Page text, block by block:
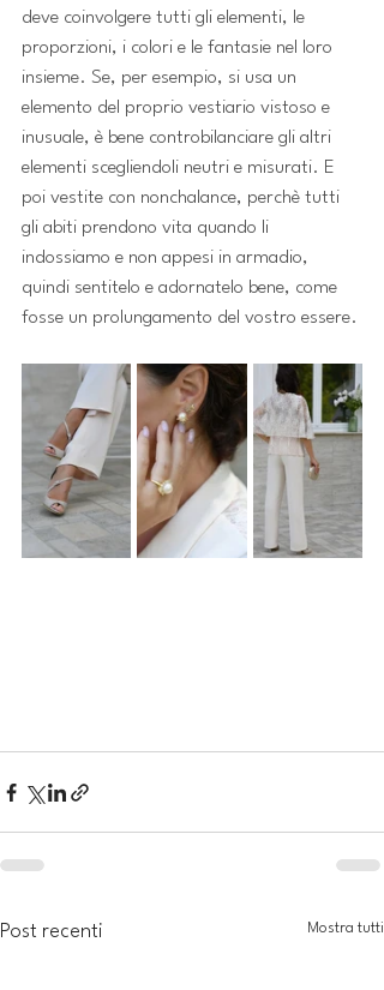
deve coinvolgere tutti gli elementi, le
proporzioni, i colori e le fantasie nel loro
insieme. Se, per esempio, si usa un
elemento del proprio vestiario vistoso e
inusuale, è bene controbilanciare gli altri
elementi scegliendoli neutri e misurati. E
poi vestite con nonchalance, perchè tutti
gli abiti prendono vita quando li
indossiamo e non appesi in armadio,
quindi sentitelo e adornatelo bene, come
fosse un prolungamento del vostro essere.
Post recenti Mostra tutti